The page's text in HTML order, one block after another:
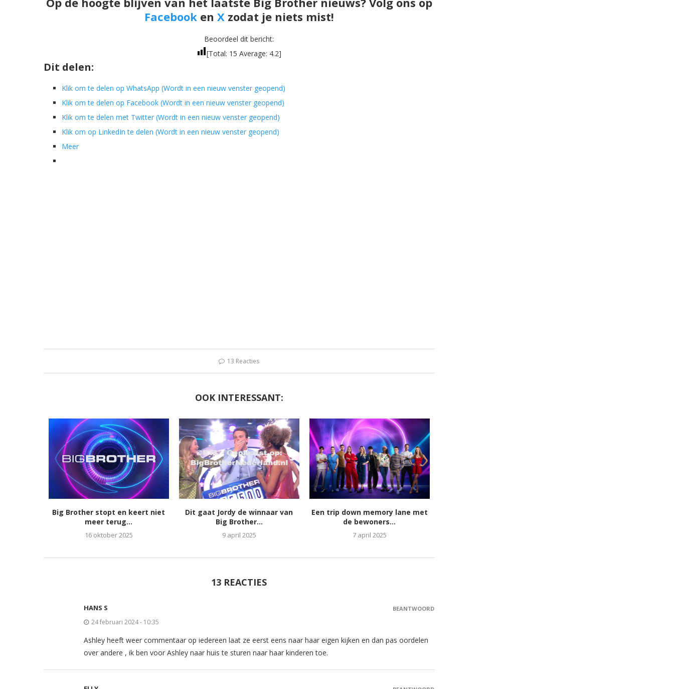
Facebooken Xzodat je niets mist!
Beoordeel dit bericht:
[Total: 15 Average: 4.2]
Dit delen:
Klik om te delen op WhatsApp (Wordt in een nieuw venster geopend)
Klik om te delen op Facebook (Wordt in een nieuw venster geopend)
Klik om te delen met Twitter (Wordt in een nieuw venster geopend)
Klik om op LinkedIn te delen (Wordt in een nieuw venster geopend)
Meer
13 Reacties
OOK INTERESSANT:
Big Brother stopt en keert niet
meer terug...
16 oktober 2025
Dit gaat Jordy de winnaar van
Big Brother...
9 april 2025
Een trip down memory lane met
de bewoners...
7 april 2025
13 REACTIES
HANS S
24 februari 2024 - 10:35
Ashley heeft weer commentaar op iedereen laat ze eerst eens naar haar eigen kijken en dan pas oordelen
over andere , ik ben voor Ashley naar huis te sturen naar haar kinderen toe.
BEANTWOORD